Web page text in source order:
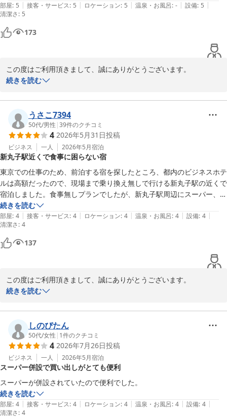
川崎グリーンプラザホテル
2026-07-17
居心地良く過ごすことができました。また機会があれば宿泊したいで
す。ありがとうございました
部屋: 5 | 接客・サービス: 5 | ロケーション: 5 | 温泉・お風呂: - | 設備: 5 |
清潔さ: 5
173
この度はご利用頂きまして、誠にありがとうございます。
居心地よく過ごせたとのお言葉をいただき嬉しく思います。
力して参りたいと思っております。
ホテル1階の“まいばすけっと”は朝7時より深夜0時までの営業とな
っております。
ちょっとしたお買い物に便利ですので、どうぞご利用下さい。
川崎グリーンプラザホテル
2026-06-05
続きを読む
うさこ7394
50代/男性 |39件のクチコミ
4 2026年5月31日投稿
ビジネス 一人 2026年5月宿泊
新丸子駅近くで食事に困らない宿
東京での仕事のため、前泊する宿を探したところ、都内のビジネスホテ
ルは高額だったので、現場まで乗り換え無しで行ける新丸子駅の近くで
宿泊しました。食事無しプランでしたが、新丸子駅周辺にスーパー、コ
ンビニ、飲食店などがあり、食事に不自由しませんでした。
続きを読む
部屋: 4 | 接客・サービス: 4 | ロケーション: 4 | 温泉・お風呂: 4 | 設備: 4 |
清潔さ: 4
137
この度はご利用頂きまして、誠にありがとうございます。
新丸子駅は隣駅武蔵小杉駅から比べますと小さな駅ですが、周辺に
また、当ホテル最寄り駅の新丸子駅は現在多数の路線が乗り入れて
おりますので、横浜・新横浜・みなとみらい方面、渋谷・新宿方
面、池袋・埼玉方面、日比谷・大手町方面、等
様々な方面に行かれるのに非常に便利になっております。
今後も旅行やビジネスの拠点としてご利用いただければ幸いです。
川崎グリーンプラザホテル
2026-06-05
続きを読む
しのぴたん
50代/女性 | 1件のクチコミ
4 2026年7月26日投稿
ビジネス 一人 2026年5月宿泊
スーパー併設で買い出しがとても便利
続きを読む
部屋: 4 | 接客・サービス: 4 | ロケーション: 4 | 温泉・お風呂: 4 | 設備: 4 |
清潔さ: 4